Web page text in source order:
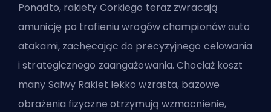
Ponadto, rakiety Corkiego teraz zwracają
amunicję po trafieniu wrogów championów auto
atakami, zachęcając do precyzyjnego celowania
i strategicznego zaangażowania. Chociaż koszt
many Salwy Rakiet lekko wzrasta, bazowe
obrażenia fizyczne otrzymują wzmocnienie,